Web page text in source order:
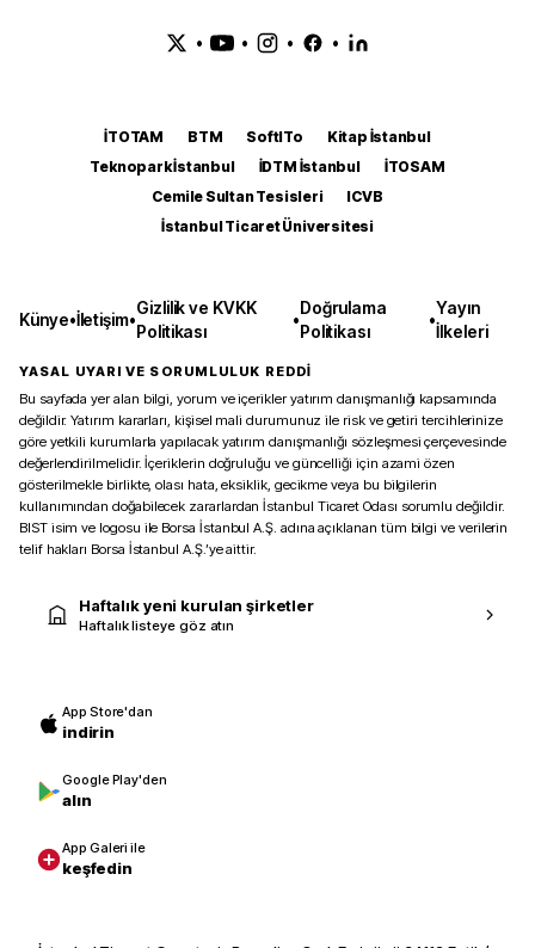
• • • •
İTOTAM BTM SoftITo
Kitap İstanbul
Teknopark İstanbul
İDTM İstanbul
İTOSAM
Cemile Sultan Tesisleri
ICVB
İstanbul Ticaret Üniversitesi
Künye•İletişim•
Gizlilik ve KVKK
Politikası
•
Doğrulama
Politikası
•
Yayın
İlkeleri
YASAL UYARI VE SORUMLULUK REDDİ
Bu sayfada yer alan bilgi, yorum ve içerikler yatırım danışmanlığı kapsamında
değildir. Yatırım kararları, kişisel mali durumunuz ile risk ve getiri tercihlerinize
göre yetkili kurumlarla yapılacak yatırım danışmanlığı sözleşmesi çerçevesinde
değerlendirilmelidir. İçeriklerin doğruluğu ve güncelliği için azami özen
gösterilmekle birlikte, olası hata, eksiklik, gecikme veya bu bilgilerin
kullanımından doğabilecek zararlardan İstanbul Ticaret Odası sorumlu değildir.
BIST isim ve logosu ile Borsa İstanbul A.Ş. adına açıklanan tüm bilgi ve verilerin
telif hakları Borsa İstanbul A.Ş.’ye aittir.
Haftalık yeni kurulan şirketler
Haftalık listeye göz atın
App Store'dan
indirin
Google Play'den
alın
App Galeri ile
keşfedin